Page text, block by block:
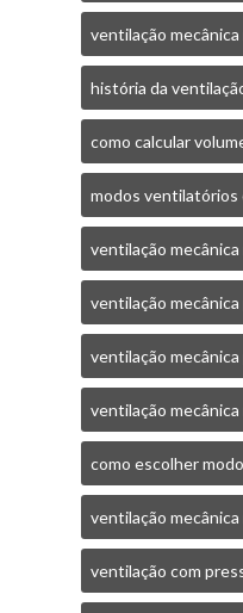
ventilação
história da
como calcular
modos ventilatórios
ventilação
ventilação mecânica
ventilação
ventilação mecânica
como escolher
ventilação
ventilação com